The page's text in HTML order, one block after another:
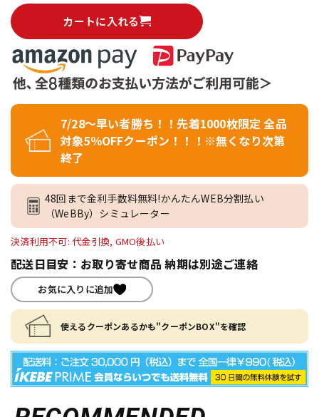
カートに入れる
7/28～早い者勝ち！！先着1000枚限定 全品
対象5％OFFクーポン！！！※無くなり次第
終了
48回まで金利手数料無料!かんたんWEB分割払い
（WeBBy）シミュレーター
決済利用不可: 代金引換, GMO後払い
配送日目安：お取り寄せ商品 納期は別途ご連絡
お気に入りに追加
使えるクーポンあるかも"クーポンBOX"を確認